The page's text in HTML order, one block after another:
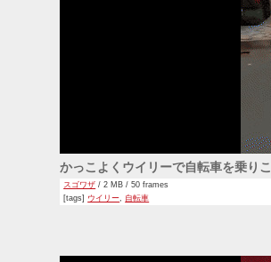
かっこよくウイリーで自転車を乗り
スゴワザ / 2 MB / 50 frames
[tags] ウイリー, 自転車